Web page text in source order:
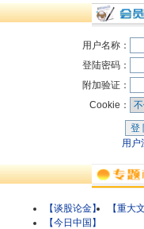
用户名称：
登陆密码：
附加验证：
Cookie：
用户
【谈股论金】 【重大
【今日中国】